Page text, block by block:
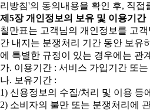
리방침'의 동의내용을 확인 후, 직접
제5장 개인정보의 보유 및 이용기간
칠만표는 고객님의 개인정보를 고
간 내지는 분쟁처리 기간 동안 보유
에 특별한 규정이 있는 경우에는 관
가. 이용기간 : 서비스 가입기간 또
나. 보유기간 :
1) 신용정보의 수집/처리 및 이용 등
2) 소비자의 불만 또는 분쟁처리에